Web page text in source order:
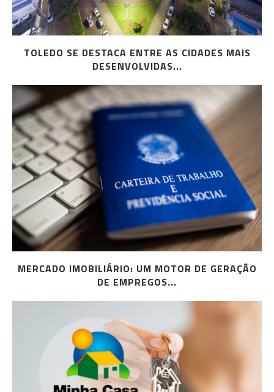
TOLEDO SE DESTACA ENTRE AS CIDADES MAIS
DESENVOLVIDAS...
MERCADO IMOBILIÁRIO: UM MOTOR DE GERAÇÃO
DE EMPREGOS...